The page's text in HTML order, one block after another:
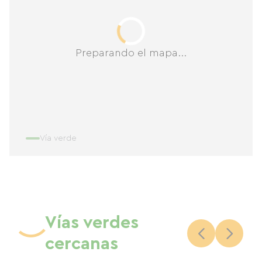
Preparando el mapa...
Vía verde
Vías verdes
cercanas